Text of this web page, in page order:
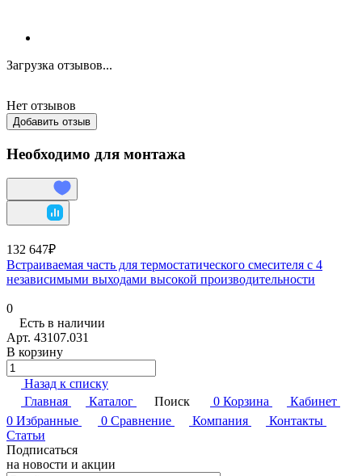
Загрузка отзывов...
Нет отзывов
Добавить отзыв
Необходимо для монтажа
132 647₽
Встраиваемая часть для термостатического смесителя с 4
независимыми выходами высокой производительности
0
Есть в наличии
Арт. 43107.031
В корзину
Назад к списку
Главная
Каталог Поиск 0 Корзина
Кабинет
0 Избранные 0 Сравнение Компания
Контакты
Статьи
Подписаться
на новости и акции